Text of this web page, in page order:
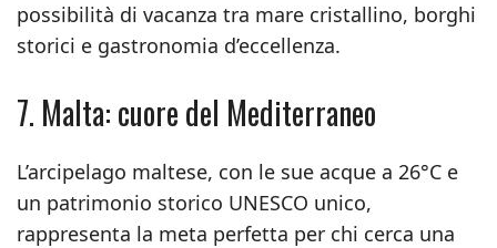
possibilità di vacanza tra mare cristallino, borghi
storici e gastronomia d’eccellenza.
7. Malta: cuore del Mediterraneo
L’arcipelago maltese, con le sue acque a 26°C e
un patrimonio storico UNESCO unico,
rappresenta la meta perfetta per chi cerca una